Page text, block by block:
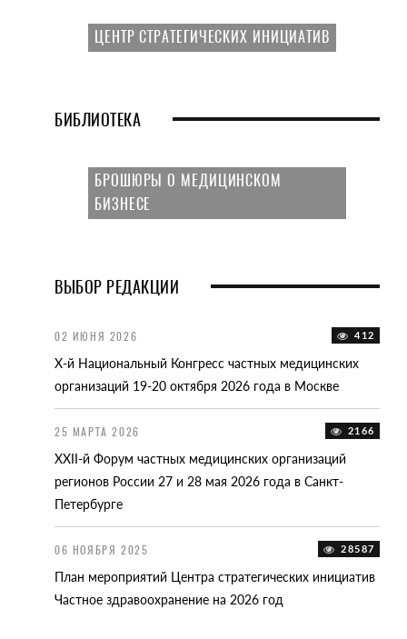
ЦЕНТР СТРАТЕГИЧЕСКИХ ИНИЦИАТИВ
БИБЛИОТЕКА
БРОШЮРЫ О МЕДИЦИНСКОМ
БИЗНЕСЕ
ВЫБОР РЕДАКЦИИ
02 ИЮНЯ 2026 412
X-й Национальный Конгресс частных медицинских
организаций 19-20 октября 2026 года в Москве
25 МАРТА 2026 2166
XXII-й Форум частных медицинских организаций
регионов России 27 и 28 мая 2026 года в Санкт-
Петербурге
06 НОЯБРЯ 2025 28587
План мероприятий Центра стратегических инициатив
Частное здравоохранение на 2026 год